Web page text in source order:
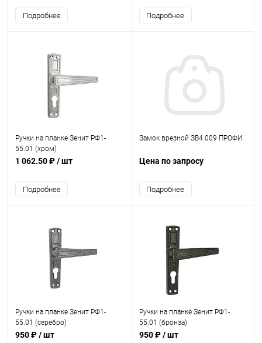
Подробнее Подробнее
Ручки на планке Зенит РФ1-
55.01 (хром)
1 062.50 ₽/ шт
Подробнее
Замок врезной ЗВ4.009 ПРОФИ
Цена по запросу
Подробнее
Ручки на планке Зенит РФ1-
55.01 (серебро)
950 ₽/ шт
Ручки на планке Зенит РФ1-
55.01 (бронза)
950 ₽/ шт